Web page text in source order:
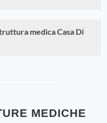
medica Casa Di
MEDICHE